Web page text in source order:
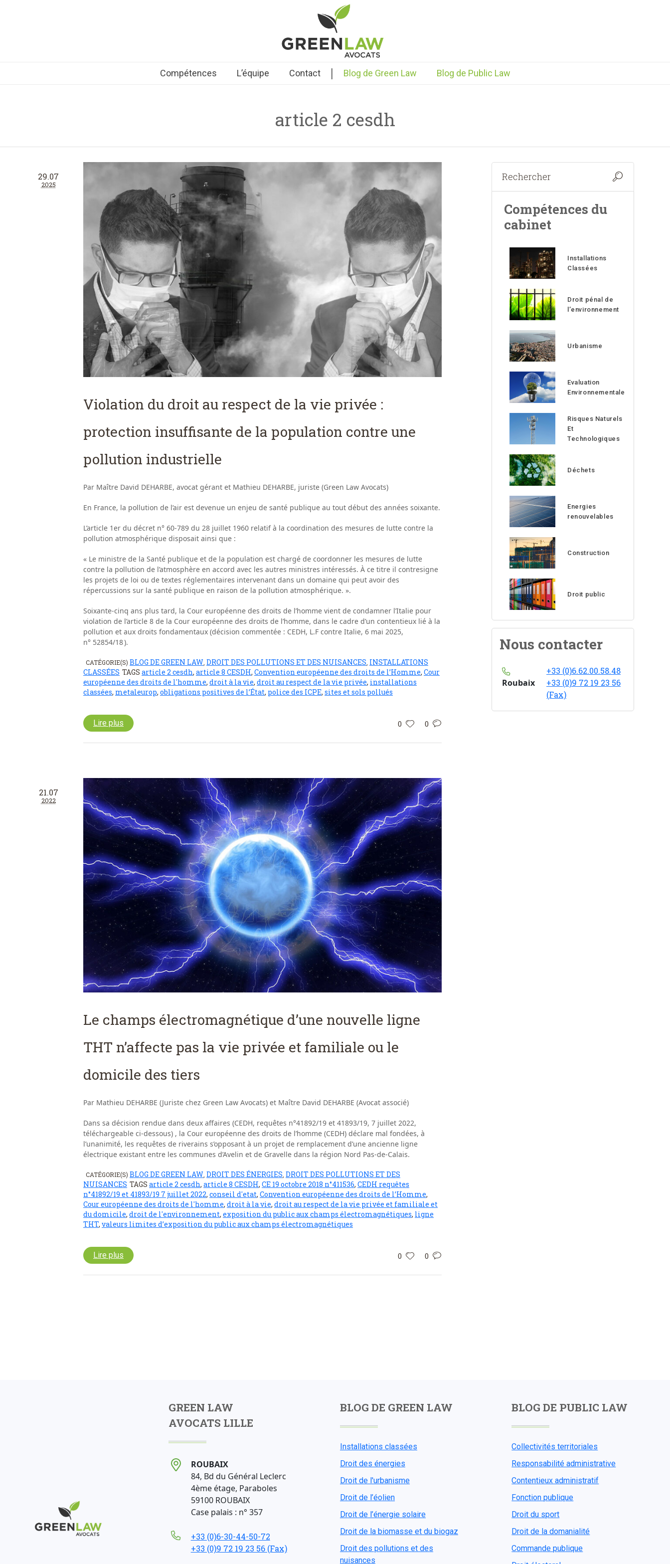
Compétences L’équipe Contact | Blog de Green Law Blog de Public Law
article 2 cesdh
29.07
2025
Violation du droit au respect de la vie privée :
protection insuffisante de la population contre une
pollution industrielle
Par Maître David DEHARBE, avocat gérant et Mathieu DEHARBE, juriste (Green Law Avocats)
En France, la pollution de l’air est devenue un enjeu de santé publique au tout début des années soixante.
L’article 1er du décret n° 60-789 du 28 juillet 1960 relatif à la coordination des mesures de lutte contre la
pollution atmosphérique disposait ainsi que :
« Le ministre de la Santé publique et de la population est chargé de coordonner les mesures de lutte
contre la pollution de l’atmosphère en accord avec les autres ministres intéressés. À ce titre il contresigne
les projets de loi ou de textes réglementaires intervenant dans un domaine qui peut avoir des
répercussions sur la santé publique en raison de la pollution atmosphérique. ».
Soixante-cinq ans plus tard, la Cour européenne des droits de l’homme vient de condamner l’Italie pour
violation de l’article 8 de la Cour européenne des droits de l’homme, dans le cadre d’un contentieux lié à la
pollution et aux droits fondamentaux (décision commentée : CEDH, L.F contre Italie, 6 mai 2025,
n° 52854/18 ).
CATÉGORIE(S) BLOG DE GREEN LAW DROIT DES POLLUTIONS ET DES NUISANCES INSTALLATIONS
CLASSÉES TAGS article 2 cesdh, article 8 CESDH, Convention européenne des droits de l’Homme, Cour
européenne des droits de l'homme, droit à la vie, droit au respect de la vie privée, installations
classées, metaleurop, obligations positives de l’État, police des ICPE, sites et sols pollués
0 0
Lire plus
21.07
2022
Le champs électromagnétique d’une nouvelle ligne
THT n’affecte pas la vie privée et familiale ou le
domicile des tiers
Par Mathieu DEHARBE (Juriste chez Green Law Avocats) et Maître David DEHARBE (Avocat associé)
Dans sa décision rendue dans deux affaires (CEDH, requêtes n°41892/19 et 41893/19, 7 juillet 2022,
téléchargeable ci-dessous) , la Cour européenne des droits de l’homme (CEDH) déclare mal fondées, à
l’unanimité, les requêtes de riverains s’opposant à un projet de remplacement d’une ancienne ligne
électrique existant entre les communes d’Avelin et de Gravelle dans la région Nord Pas-de-Calais.
CATÉGORIE(S) BLOG DE GREEN LAW, DROIT DES ÉNERGIES, DROIT DES POLLUTIONS ET DES
NUISANCES TAGS article 2 cesdh, article 8 CESDH, CE 19 octobre 2018 n°411536, CEDH requêtes
n°41892/19 et 41893/19 7 juillet 2022, conseil d'etat, Convention européenne des droits de l’Homme,
Cour européenne des droits de l'homme, droit à la vie, droit au respect de la vie privée et familiale et
du domicile, droit de l'environnement, exposition du public aux champs électromagnétiques, ligne
THT, valeurs limites d’exposition du public aux champs électromagnétiques
0 0
Lire plus
Compétences du
cabinet
Installations
Classées
Droit pénal de
l’environnement
Urbanisme
Evaluation
Environnementale
Risques Naturels
Et
Technologiques
Déchets
Energies
renouvelables
Construction
Droit public
Nous contacter
Roubaix
+33 (0)6.62.00.58.48
+33 (0)9 72 19 23 56
(Fax)
GREEN LAW
AVOCATS LILLE
ROUBAIX
84, Bd du Général Leclerc
4ème étage, Paraboles
59100 ROUBAIX
Case palais : n° 357
+33 (0)6-30-44-50-72
+33 (0)9 72 19 23 56 (Fax)
BLOG DE GREEN LAW
Installations classées
Droit des énergies
Droit de l'urbanisme
Droit de l’éolien
Droit de l’énergie solaire
Droit de la biomasse et du biogaz
Droit des pollutions et des
nuisances
BLOG DE PUBLIC LAW
Collectivités territoriales
Responsabilité administrative
Contentieux administratif
Fonction publique
Droit du sport
Droit de la domanialité
Commande publique